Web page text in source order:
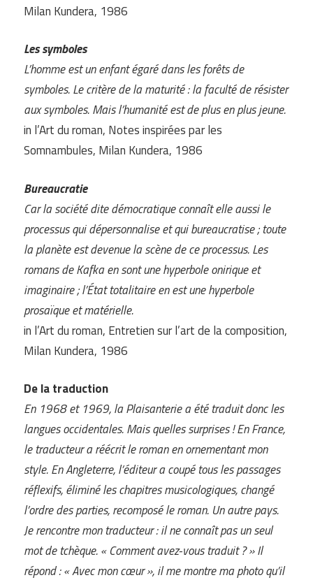
Milan Kundera, 1986
Les symboles
L’homme est un enfant égaré dans les forêts de
symboles. Le critère de la maturité : la faculté de résister
aux symboles. Mais l’humanité est de plus en plus jeune.
in l’Art du roman, Notes inspirées par les
Somnambules, Milan Kundera, 1986
Bureaucratie
Car la société dite démocratique connaît elle aussi le
processus qui dépersonnalise et qui bureaucratise ; toute
la planète est devenue la scène de ce processus. Les
romans de Kafka en sont une hyperbole onirique et
imaginaire ; l’État totalitaire en est une hyperbole
prosaïque et matérielle.
in l’Art du roman, Entretien sur l’art de la composition,
Milan Kundera, 1986
De la traduction
En 1968 et 1969, la Plaisanterie a été traduit donc les
langues occidentales. Mais quelles surprises ! En France,
le traducteur a réécrit le roman en ornementant mon
style. En Angleterre, l’éditeur a coupé tous les passages
réflexifs, éliminé les chapitres musicologiques, changé
l’ordre des parties, recomposé le roman. Un autre pays.
Je rencontre mon traducteur : il ne connaît pas un seul
mot de tchèque. « Comment avez-vous traduit ? » Il
répond : « Avec mon cœur », il me montre ma photo qu’il